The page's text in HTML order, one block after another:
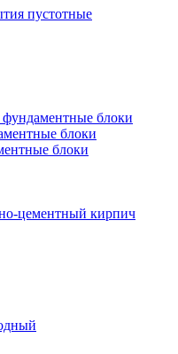
пустотные
блоки
блоки
блоки
цементный кирпич